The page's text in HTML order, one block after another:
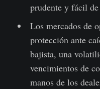
prudente y fácil de
Los mercados de
protección ante
bajista, una
vencimientos de
manos de los